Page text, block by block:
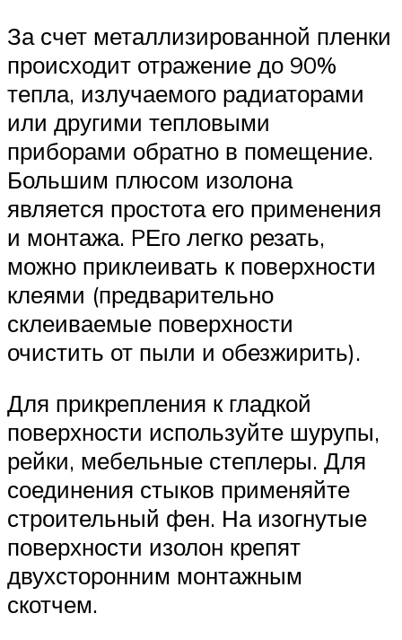
За счет металлизированной пленки
происходит отражение до 90%
тепла, излучаемого радиаторами
или другими тепловыми
приборами обратно в помещение.
Большим плюсом изолона
является простота его применения
и монтажа. PЕго легко резать,
можно приклеивать к поверхности
клеями (предварительно
склеиваемые поверхности
очистить от пыли и обезжирить).
Для прикрепления к гладкой
поверхности используйте шурупы,
рейки, мебельные степлеры. Для
соединения стыков применяйте
строительный фен. На изогнутые
поверхности изолон крепят
двухсторонним монтажным
скотчем.